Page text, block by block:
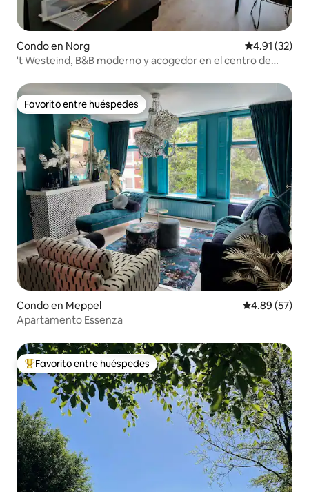
Condo en Norg Calificación
4.91 (32)
't Westeind, B&B moderno y acogedor en el centro de
Favorito entre huéspedes
Favorito entre huéspedes
Condo en Meppel Calificación
4.89 (57)
Apartamento Essenza
Favorito entre huéspedes preferido
Favorito entre huéspedes